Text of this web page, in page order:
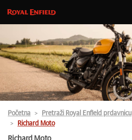
Početna Pretraži Royal Enfield prdavnicu
Richard Moto
Richard Moto